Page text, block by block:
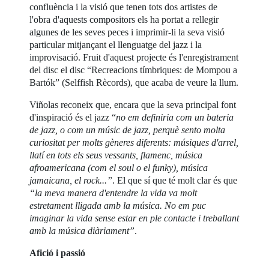
confluència i la visió que tenen tots dos artistes de
l'obra d'aquests compositors els ha portat a rellegir
algunes de les seves peces i imprimir-li la seva visió
particular mitjançant el llenguatge del jazz i la
improvisació. Fruit d'aquest projecte és l'enregistrament
del disc el disc “Recreacions tímbriques: de Mompou a
Bartók” (Selffish Rècords), que acaba de veure la llum.
Viñolas reconeix que, encara que la seva principal font
d'inspiració és el jazz “no em definiria com un bateria
de jazz, o com un músic de jazz, perquè sento molta
curiositat per molts gèneres diferents: músiques d'arrel,
llatí en tots els seus vessants, flamenc, música
afroamericana (com el soul o el funky), música
jamaicana, el rock...”. El que sí que té molt clar és que
“la meva manera d'entendre la vida va molt
estretament lligada amb la música. No em puc
imaginar la vida sense estar en ple contacte i treballant
amb la música diàriament”.
Afició i passió